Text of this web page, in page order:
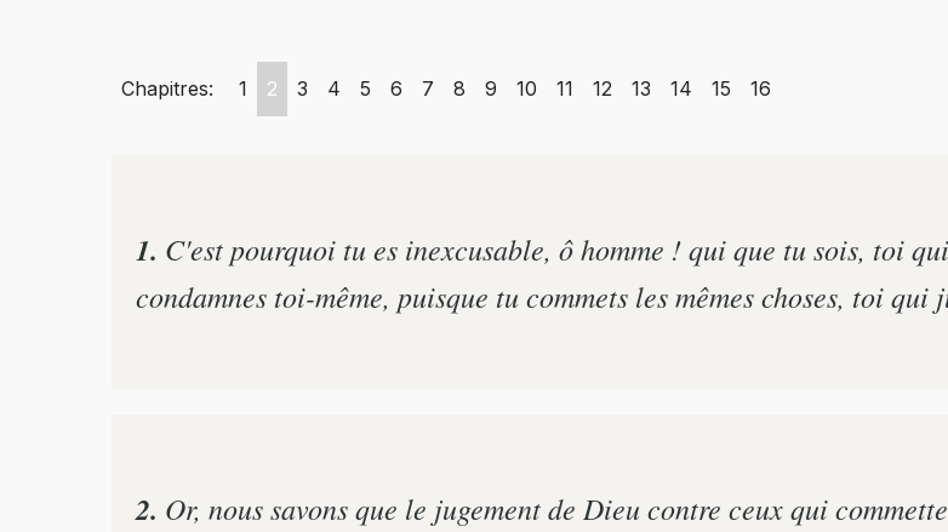
Chapitres: 1 2 3 4 5 6 7 8 9 10 11 12 13 14 15 16
1. C'est pourquoi tu es inexcusable, ô homme ! qui que tu sois, toi
condamnes toi-même, puisque tu commets les mêmes choses, toi qui
2. Or, nous savons que le jugement de Dieu contre ceux qui